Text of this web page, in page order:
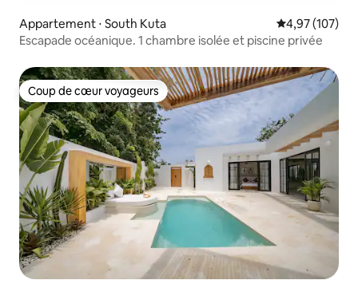
Appartement ⋅ South Kuta Évaluation
4,97 (107)
Escapade océanique. 1 chambre isolée et piscine privée
Coup de cœur voyageurs
Coup de cœur voyageurs